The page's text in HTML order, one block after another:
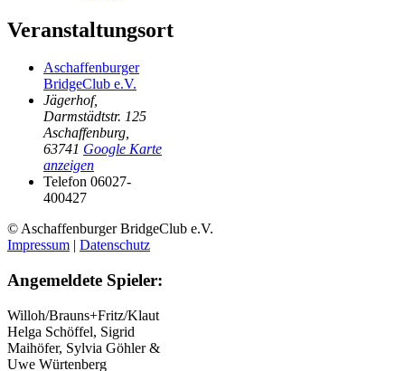
Veranstaltungsort
Aschaffenburger
BridgeClub e.V.
Jägerhof,
Darmstädtstr. 125
Aschaffenburg,
63741 Google Karte
anzeigen
Telefon 06027-
400427
© Aschaffenburger BridgeClub e.V.
Impressum | Datenschutz
Angemeldete Spieler:
Willoh/Brauns+Fritz/Klaut
Helga Schöffel, Sigrid
Maihöfer, Sylvia Göhler &
Uwe Würtenberg